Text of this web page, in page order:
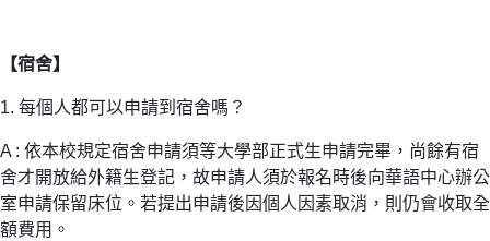
【宿舍】
1. 每個人都可以申請到宿舍嗎？
A : 依本校規定宿舍申請須等大學部正式生申請完畢，尚餘有宿
舍才開放給外籍生登記，故申請人須於報名時後向華語中心辦公
室申請保留床位。若提出申請後因個人因素取消，則仍會收取全
額費用。